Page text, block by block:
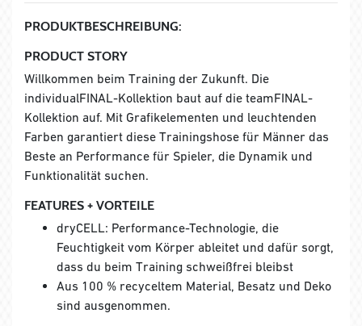
PRODUKTBESCHREIBUNG:
PRODUCT STORY
Willkommen beim Training der Zukunft. Die
individualFINAL-Kollektion baut auf die teamFINAL-
Kollektion auf. Mit Grafikelementen und leuchtenden
Farben garantiert diese Trainingshose für Männer das
Beste an Performance für Spieler, die Dynamik und
Funktionalität suchen.
FEATURES + VORTEILE
dryCELL: Performance-Technologie, die
Feuchtigkeit vom Körper ableitet und dafür sorgt,
dass du beim Training schweißfrei bleibst
Aus 100 % recyceltem Material, Besatz und Deko
sind ausgenommen.